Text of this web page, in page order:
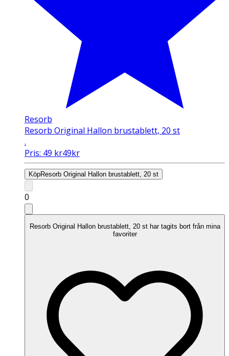
Resorb
Resorb Original Hallon brustablett, 20 st
.
Pris: 49 kr49kr
KöpResorb Original Hallon brustablett, 20 st
0
Resorb Original Hallon brustablett, 20 st har tagits bort från mina
favoriter